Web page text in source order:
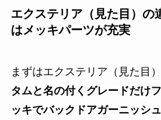
エクステリア（見た目）
はメッキパーツが充実
まずはエクステリア（見た目
タムと名の付くグレードだけ
ッキでバックドアガーニッシ